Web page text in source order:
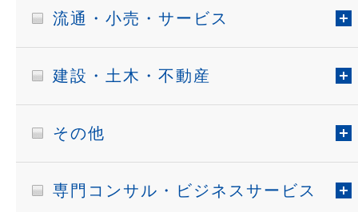
流通・小売・サービス
建設・土木・不動産
その他
専門コンサル・ビジネスサービス